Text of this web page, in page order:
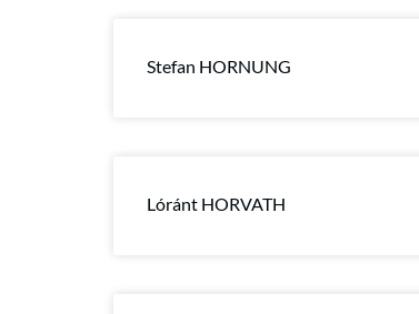
Stefan HORNUNG
Lóránt HORVATH